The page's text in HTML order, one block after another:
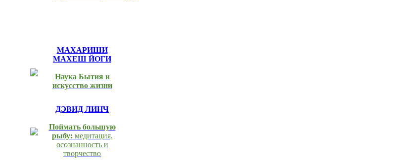
МАХАРИШИ
МАХЕШ ЙОГИ
Наука Бытия и
искусство жизни
ДЭВИД ЛИНЧ
Поймать большую
рыбу: медитация,
осознанность и
творчество